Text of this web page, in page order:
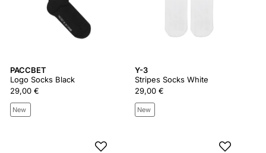
PACCBET
Logo Socks Black
29,00 €
New
Y-3
Stripes Socks White
29,00 €
New